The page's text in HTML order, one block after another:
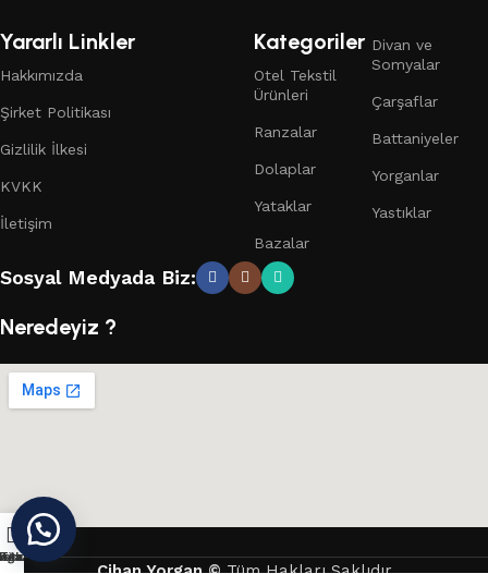
Yararlı Linkler
Hakkımızda
Şirket Politikası
Gizlilik İlkesi
KVKK
İletişim
Kategoriler
Otel Tekstil
Ürünleri
Ranzalar
Dolaplar
Yataklar
Bazalar
Divan ve
Somyalar
Çarşaflar
Battaniyeler
Yorganlar
Yastıklar
Sosyal Medyada Biz:
Neredeyiz ?
Teklif Al